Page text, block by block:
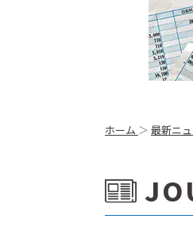
ホーム 最新ニ